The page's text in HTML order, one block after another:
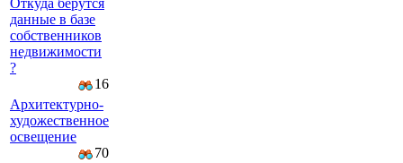
Откуда берутся
данные в базе
собственников
недвижимости
?
16
Архитектурно-
художественное
освещение
70